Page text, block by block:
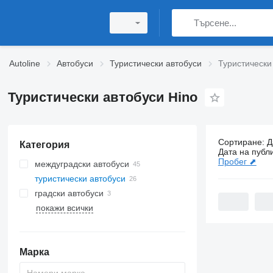
Autoline Автобуси Туристически автобуси
Туристически автобуси Hino
Категория
междуградски автобуси
туристически автобуси
градски автобуси
покажи всички
Марка
26 обяви:
Сортиране:
Дата на
Пробег ⬈